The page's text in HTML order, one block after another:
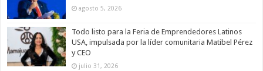
agosto 5, 2026
Todo listo para la Feria de Emprendedores Latinos
USA, impulsada por la líder comunitaria Matibel Pérez
y CEO
julio 31, 2026